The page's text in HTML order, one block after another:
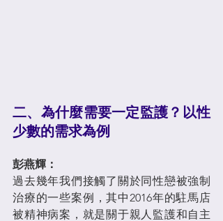
二、為什麼需要一定監護？以性
少數的需求為例
彭燕輝：
過去幾年我們接觸了關於同性戀被強制
治療的一些案例，其中2016年的駐馬店
被精神病案，就是關于親人監護和自主